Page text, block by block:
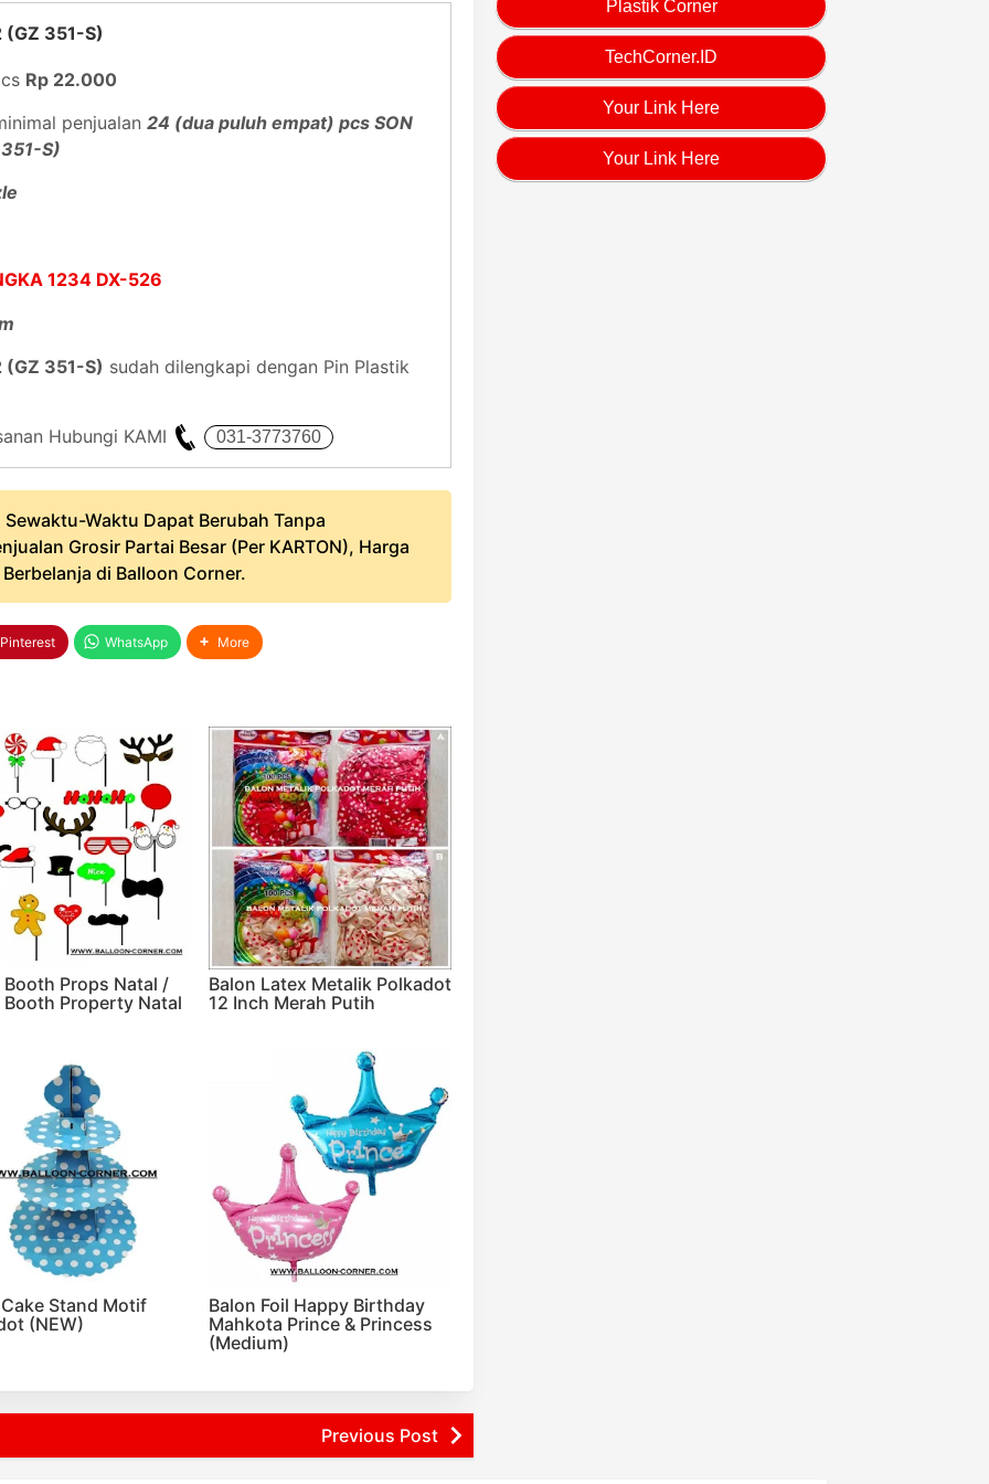
(GZ 351-S)
Rp 22.000
penjualan 24 (dua puluh empat) pcs SON
S)
1234 DX-526
(GZ 351-S) sudah dilengkapi dengan Pin Plastik
Hubungi KAMI
Waktu Dapat Berubah Tanpa
Grosir Partai Besar (Per KARTON), Harga
di Balloon Corner.
Pinterest WhatsApp More
Props Natal /
Property Natal
Balon Latex Metalik Polkadot
12 Inch Merah Putih
Stand Motif
(NEW)
Balon Foil Happy Birthday
Mahkota Prince & Princess
(Medium)
Previous Post
Plastik Corner
TechCorner.ID
Your Link Here
Your Link Here